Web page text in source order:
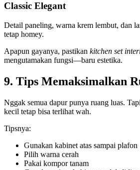
Classic Elegant
Detail paneling, warna krem lembut, dan
tetap homey.
Apapun gayanya, pastikan kitchen set
mengutamakan fungsi—baru estetika.
9. Tips Memaksimalkan
Nggak semua dapur punya ruang luas.
kecil tetap bisa terlihat wah.
Tipsnya:
Gunakan kabinet atas sampai plafon
Pilih warna cerah
Pakai kompor tanam